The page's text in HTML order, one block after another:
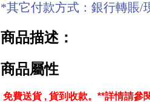
*其它付款方式：銀行轉賬/
商品描述：
商品屬性
免費送貨 , 貨到收款。 **詳情請參